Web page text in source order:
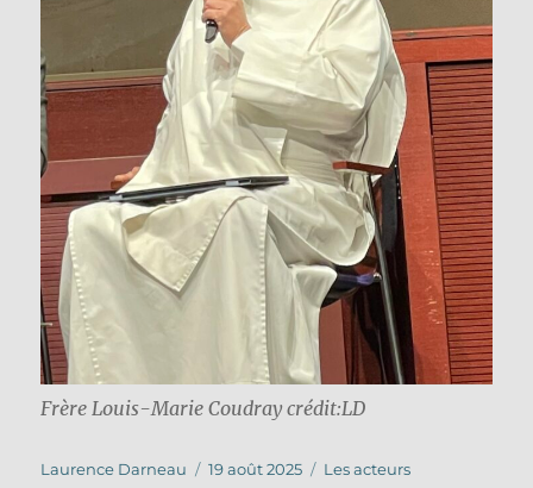
Frère Louis-Marie Coudray crédit:LD
Auteur
Laurence Darneau
Publié
19 août 2025 Catégories
Les acteurs